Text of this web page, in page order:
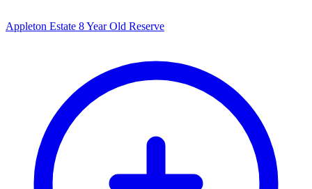
Appleton Estate 8 Year Old Reserve